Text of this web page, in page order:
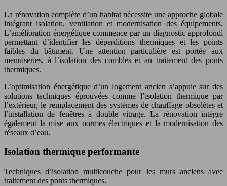
La rénovation complète d’un habitat nécessite une approche globale
intégrant isolation, ventilation et modernisation des équipements.
L’amélioration énergétique commence par un diagnostic approfondi
permettant d’identifier les déperditions thermiques et les points
faibles du bâtiment. Une attention particulière est portée aux
menuiseries, à l’isolation des combles et au traitement des ponts
thermiques.
L’optimisation énergétique d’un logement ancien s’appuie sur des
solutions techniques éprouvées comme l’isolation thermique par
l’extérieur, le remplacement des systèmes de chauffage obsolètes et
l’installation de fenêtres à double vitrage. La rénovation intègre
également la mise aux normes électriques et la modernisation des
réseaux d’eau.
Isolation thermique performante
Techniques d’isolation multicouche pour les murs anciens avec
traitement des ponts thermiques.